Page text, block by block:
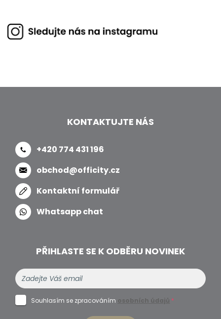
KONTAKTUJTE NÁS
+420 774 431 196
obchod@officity.cz
Kontaktní formulář
Whatsapp chat
PŘIHLASTE SE K ODBĚRU NOVINEK
Souhlasím se zpracováním osobních údajů *